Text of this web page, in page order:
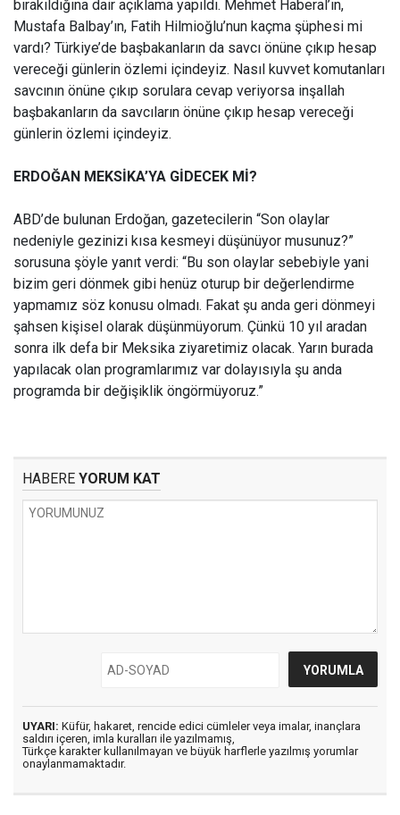
bırakıldığına dair açıklama yapıldı. Mehmet Haberal’ın,
Mustafa Balbay’ın, Fatih Hilmioğlu’nun kaçma şüphesi mi
vardı? Türkiye’de başbakanların da savcı önüne çıkıp hesap
vereceği günlerin özlemi içindeyiz. Nasıl kuvvet komutanları
savcının önüne çıkıp sorulara cevap veriyorsa inşallah
başbakanların da savcıların önüne çıkıp hesap vereceği
günlerin özlemi içindeyiz.
ERDOĞAN MEKSİKA’YA GİDECEK Mİ?
ABD’de bulunan Erdoğan, gazetecilerin “Son olaylar
nedeniyle gezinizi kısa kesmeyi düşünüyor musunuz?”
sorusuna şöyle yanıt verdi: “Bu son olaylar sebebiyle yani
bizim geri dönmek gibi henüz oturup bir değerlendirme
yapmamız söz konusu olmadı. Fakat şu anda geri dönmeyi
şahsen kişisel olarak düşünmüyorum. Çünkü 10 yıl aradan
sonra ilk defa bir Meksika ziyaretimiz olacak. Yarın burada
yapılacak olan programlarımız var dolayısıyla şu anda
programda bir değişiklik öngörmüyoruz.”
HABERE YORUM KAT
UYARI: Küfür, hakaret, rencide edici cümleler veya imalar, inançlara
saldırı içeren, imla kuralları ile yazılmamış,
Türkçe karakter kullanılmayan ve büyük harflerle yazılmış yorumlar
onaylanmamaktadır.